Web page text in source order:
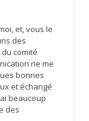
et, vous le
des
comité
ne me
bonnes
et échangé
beaucoup
des